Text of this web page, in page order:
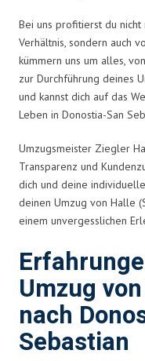
Bei uns profitierst du
Verhältnis, sondern auch
kümmern uns um alles,
zur Durchführung deines
und kannst dich auf das
Leben in Donostia-San
Umzugsmeister Ziegler
Transparenz und
dich und deine
deinen Umzug von Halle
einem unvergesslichen
Umzug
nach
Sebastian